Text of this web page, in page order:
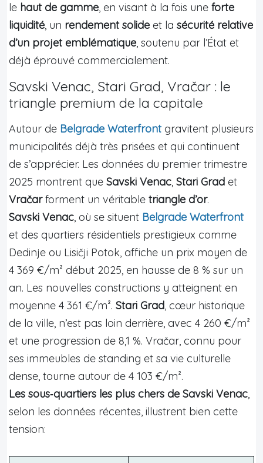
le haut de gamme, en visant à la fois une forte
liquidité, un rendement solide et la sécurité relative
d’un projet emblématique, soutenu par l’État et
déjà éprouvé commercialement.
Savski Venac, Stari Grad, Vračar : le
triangle premium de la capitale
Autour de Belgrade Waterfrontgravitent plusieurs
municipalités déjà très prisées et qui continuent
de s’apprécier. Les données du premier trimestre
2025 montrent que Savski Venac, Stari Grad et
Vračarforment un véritable triangle d’or.
Savski Venac, où se situent Belgrade Waterfront
et des quartiers résidentiels prestigieux comme
Dedinje ou Lisičji Potok, affiche un prix moyen de
4 369 €/m² début 2025, en hausse de 8 % sur un
an. Les nouvelles constructions y atteignent en
moyenne 4 361 €/m². Stari Grad, cœur historique
de la ville, n’est pas loin derrière, avec 4 260 €/m²
et une progression de 8,1 %. Vračar, connu pour
ses immeubles de standing et sa vie culturelle
dense, tourne autour de 4 103 €/m².
Les sous‑quartiers les plus chers de Savski Venac,
selon les données récentes, illustrent bien cette
tension: